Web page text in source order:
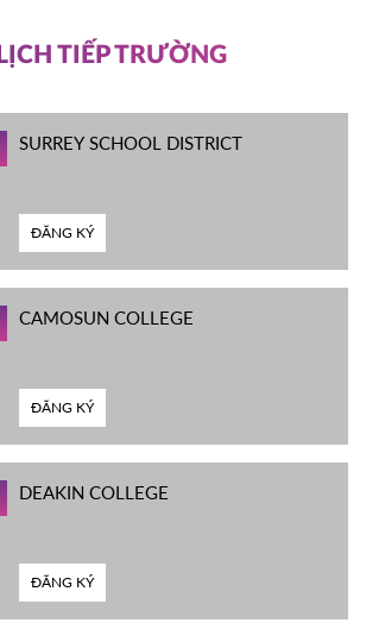
LỊCH TIẾP TRƯỜNG
SURREY SCHOOL DISTRICT
ĐĂNG KÝ
CAMOSUN COLLEGE
ĐĂNG KÝ
DEAKIN COLLEGE
ĐĂNG KÝ